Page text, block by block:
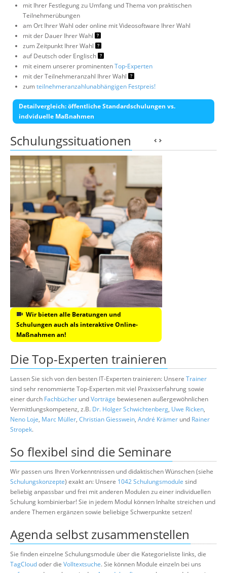
mit Ihrer Festlegung zu Umfang und Thema von praktischen
Teilnehmerübungen
am Ort Ihrer Wahl oder online mit Videosoftware Ihrer Wahl
mit der Dauer Ihrer Wahl
zum Zeitpunkt Ihrer Wahl
auf Deutsch oder Englisch
mit einem unserer prominentenTop-Experten
mit der Teilnehmeranzahl Ihrer Wahl
zumteilnehmeranzahlunabhängigen Festpreis!
Detailvergleich: öffentliche Standardschulungen vs.
indviduelle Maßnahmen
Schulungssituationen
Wir bieten alle Beratungen und
Schulungen auch als interaktive Online-
Maßnahmen an!
Die Top-Experten trainieren
Lassen Sie sich von den besten IT-Experten trainieren: Unsere Trainer
sind sehr renommierte Top-Experten mit viel Praxixserfahrung sowie
einer durch Fachbücher undVorträge bewiesenen außergewöhnlichen
Vermittlungskompetenz, z.B. Dr. Holger Schwichtenberg, Uwe Ricken,
Neno Loje, Marc Müller, Christian Giesswein, André Krämer und Rainer
Stropek.
So flexibel sind die Seminare
Wir passen uns Ihren Vorkenntnissen und didaktischen Wünschen (siehe
Schulungskonzepte) exakt an: Unsere 1042 Schulungsmodule sind
beliebig anpassbar und frei mit anderen Modulen zu einer individuellen
Schulung kombinierbar! Sie in jedem Modul können Inhalte streichen und
andere Themen ergänzen sowie beliebige Schwerpunkte setzen!
Agenda selbst zusammenstellen
Sie finden einzelne Schulungsmodule über die Kategorieliste links, die
TagCloudoder die Volltextsuche. Sie können Module einzeln bei uns